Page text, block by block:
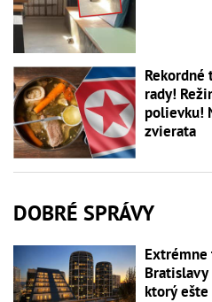
Rekordné
rady!
polievku!
zvierata
DOBRÉ SPRÁVY
Extrémne
ktorý